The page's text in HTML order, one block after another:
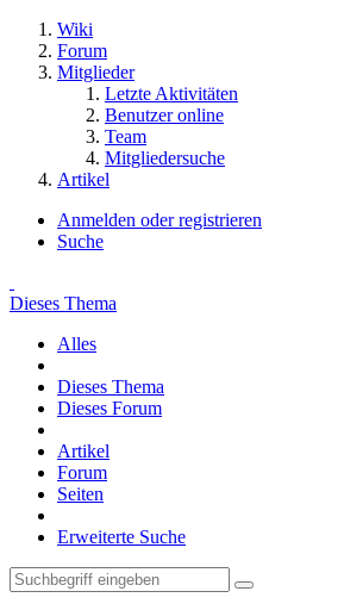
Wiki
Forum
Mitglieder
Letzte Aktivitäten
Benutzer online
Team
Mitgliedersuche
Artikel
Anmelden oder registrieren
Suche
Dieses Thema
Alles
Dieses Thema
Dieses Forum
Artikel
Forum
Seiten
Erweiterte Suche